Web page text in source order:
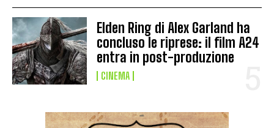
Elden Ring di Alex Garland ha
concluso le riprese: il film A24
entra in post-produzione
CINEMA